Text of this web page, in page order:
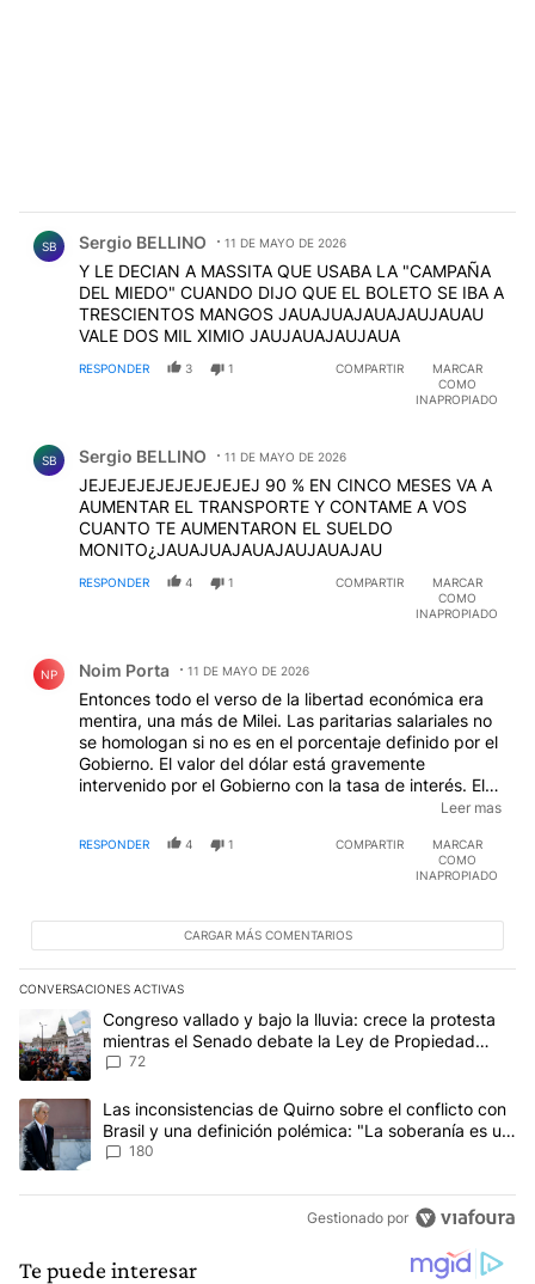
SB Sergio BELLINO 11 DE MAYO DE 2026
Y LE DECIAN A MASSITA QUE USABA LA "CAMPAÑA
DEL MIEDO" CUANDO DIJO QUE EL BOLETO SE IBA A
TRESCIENTOS MANGOS JAUAJUAJAUAJAUJAUAU
VALE DOS MIL XIMIO JAUJAUAJAUJAUA
RESPONDER 3 1 COMPARTIR
MARCAR
COMO
INAPROPIADO
SB Sergio BELLINO 11 DE MAYO DE 2026
JEJEJEJEJEJEJEJEJEJ 90 % EN CINCO MESES VA A
AUMENTAR EL TRANSPORTE Y CONTAME A VOS
CUANTO TE AUMENTARON EL SUELDO
MONITO¿JAUAJUAJAUAJAUJAUAJAU
RESPONDER 4 1 COMPARTIR
MARCAR
COMO
INAPROPIADO
NP Noim Porta 11 DE MAYO DE 2026
Entonces todo el verso de la libertad económica era
mentira, una más de Milei. Las paritarias salariales no
se homologan si no es en el porcentaje definido por el
Gobierno. El valor del dólar está gravemente
intervenido por el Gobierno con la tasa de interés. El
asumió el Gobierno, también, o sea, sigue el cepo. La
tasa de interés es la que decide el Gobierno. Los
por el Gobierno y no mediante un sistema claro,
estipulado por el Congreso y PARA TODOS IGUAL.
un típico Gobierno Socialista, sólo que direccionado a
otra clase social, pero Socialismo sin duda alguna. Yo
lo llamo a esto Socialismo de Clase. ¿Libertad, lo que
se dice libertad? Esa te la debo.
Leer mas
RESPONDER 4 1 COMPARTIR
MARCAR
COMO
INAPROPIADO
CARGAR MÁS COMENTARIOS
CONVERSACIONES ACTIVAS
Este listado muestra los artículos con más comentarios en los
Un artículo de tendencia con el título "Congreso vallado y bajo
Congreso vallado y bajo la lluvia: crece la protesta
mientras el Senado debate la Ley de Propiedad
Privada
72
Un artículo de tendencia con el título "Las inconsistencias de
Las inconsistencias de Quirno sobre el conflicto con
Brasil y una definición polémica: "La soberanía es un
concepto antiguo"
180
Gestionado por